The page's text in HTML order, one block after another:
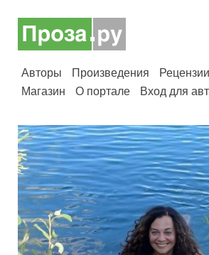
Авторы Произведения Рецензии
Магазин
О портале Вход для